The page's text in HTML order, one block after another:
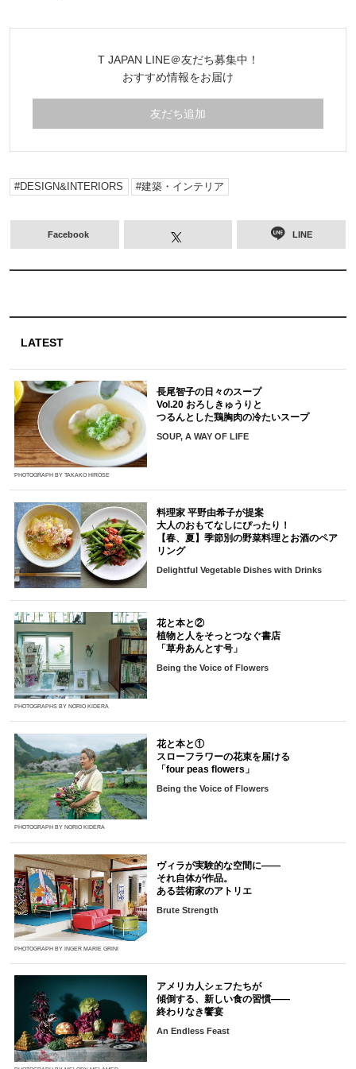
T JAPAN LINE＠友だち募集中！
おすすめ情報をお届け
友だち追加
DESIGN&INTERIORS 建築・インテリア
Facebook LINE
LATEST
PHOTOGRAPH BY TAKAKO HIROSE
長尾智子の日々のスープ
Vol.20 おろしきゅうりと
つるんとした鶏胸肉の冷たいスープ
SOUP, A WAY OF LIFE
料理家 平野由希子が提案
大人のおもてなしにぴったり！
【春、夏】季節別の野菜料理とお酒のペア
リング
Delightful Vegetable Dishes with Drinks
PHOTOGRAPHS BY NORIO KIDERA
花と本と②
植物と人をそっとつなぐ書店
「草舟あんとす号」
Being the Voice of Flowers
PHOTOGRAPH BY NORIO KIDERA
花と本と①
スローフラワーの花束を届ける
「four peas flowers」
Being the Voice of Flowers
PHOTOGRAPH BY INGER MARIE GRINI
ヴィラが実験的な空間に――
それ自体が作品。
ある芸術家のアトリエ
Brute Strength
アメリカ人シェフたちが
傾倒する、新しい食の習慣――
終わりなき饗宴
An Endless Feast